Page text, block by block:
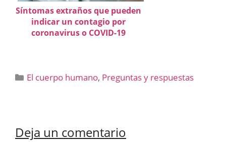
Síntomas extraños que pueden
indicar un contagio por
coronavirus o COVID-19
Categorías
El cuerpo humano, Preguntas y respuestas
Deja un comentario